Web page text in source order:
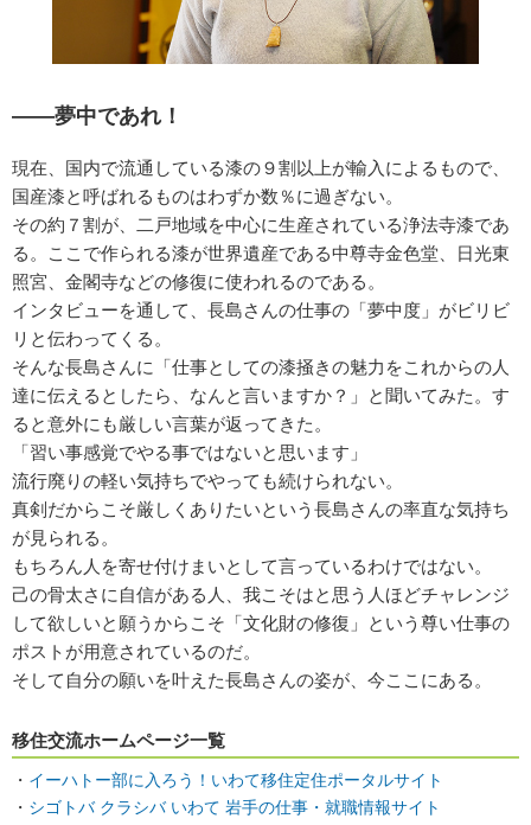
——夢中であれ！
現在、国内で流通している漆の９割以上が輸入によるもので、
国産漆と呼ばれるものはわずか数％に過ぎない。
その約７割が、二戸地域を中心に生産されている浄法寺漆であ
る。ここで作られる漆が世界遺産である中尊寺金色堂、日光東
照宮、金閣寺などの修復に使われるのである。
インタビューを通して、長島さんの仕事の「夢中度」がビリビ
リと伝わってくる。
そんな長島さんに「仕事としての漆掻きの魅力をこれからの人
達に伝えるとしたら、なんと言いますか？」と聞いてみた。す
ると意外にも厳しい言葉が返ってきた。
「習い事感覚でやる事ではないと思います」
流行廃りの軽い気持ちでやっても続けられない。
真剣だからこそ厳しくありたいという長島さんの率直な気持ち
が見られる。
もちろん人を寄せ付けまいとして言っているわけではない。
己の骨太さに自信がある人、我こそはと思う人ほどチャレンジ
して欲しいと願うからこそ「文化財の修復」という尊い仕事の
ポストが用意されているのだ。
そして自分の願いを叶えた長島さんの姿が、今ここにある。
移住交流ホームページ一覧
・ イーハトー部に入ろう！いわて移住定住ポータルサイト
・ シゴトバ クラシバ いわて 岩手の仕事・就職情報サイト